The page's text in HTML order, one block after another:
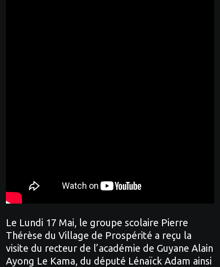
Le Lundi 17 Mai, le groupe scolaire Pierre
Thérèse du Village de Prospérité a reçu la
visite du recteur de l’académie de Guyane Alain
Ayong Le Kama, du député Lénaïck Adam ainsi